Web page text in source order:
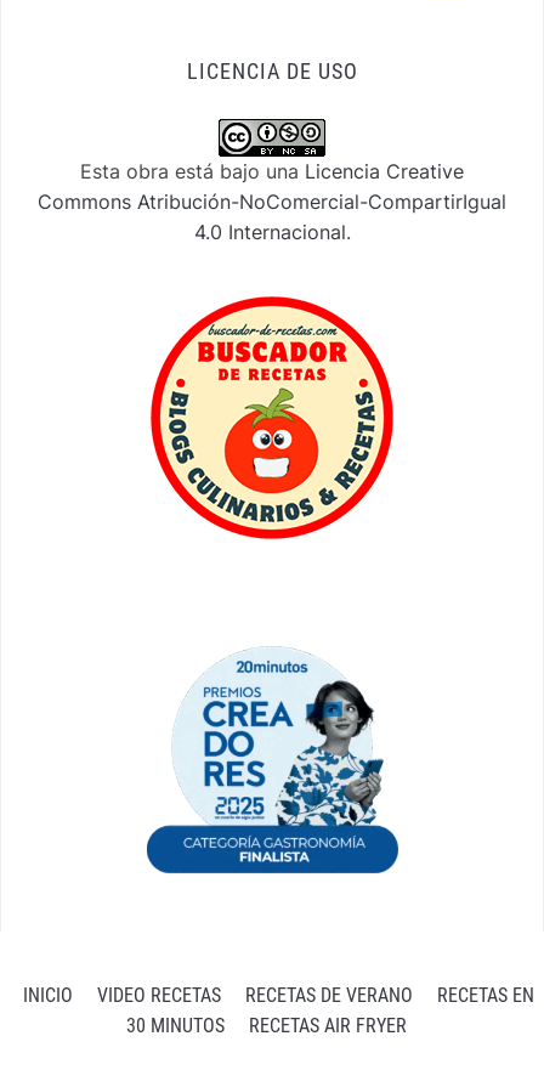
LICENCIA DE USO
Esta obra está bajo una Licencia Creative
Commons Atribución-NoComercial-CompartirIgual
4.0 Internacional.
INICIO VIDEO RECETAS RECETAS DE VERANO
RECETAS EN
30 MINUTOS
RECETAS AIR FRYER